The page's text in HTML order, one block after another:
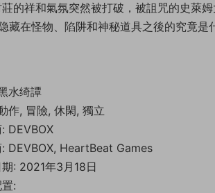
的祥和氣氛突然被打破，被詛咒的史萊
藏在怪物、陷阱和神秘道具之後的究竟是
水绮譚
作, 冒險, 休閑, 獨立
DEVBOX
DEVBOX, HeartBeat Games
: 2021年3月18日
: